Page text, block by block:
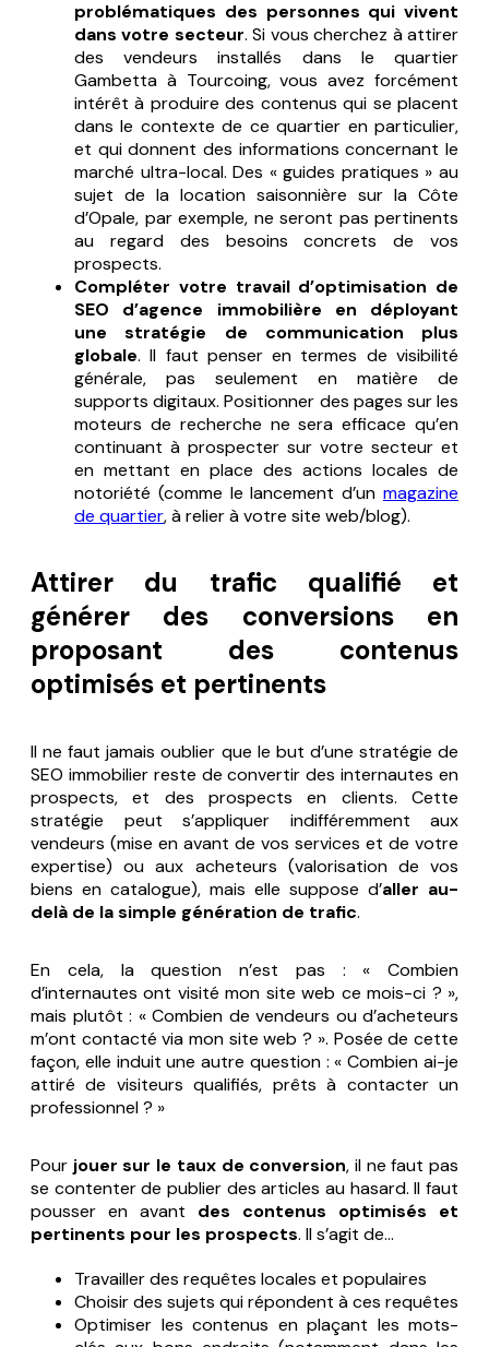
problématiques des personnes qui vivent
dans votre secteur. Si vous cherchez à attirer
des vendeurs installés dans le quartier
Gambetta à Tourcoing, vous avez forcément
intérêt à produire des contenus qui se placent
dans le contexte de ce quartier en particulier,
et qui donnent des informations concernant le
marché ultra-local. Des « guides pratiques » au
sujet de la location saisonnière sur la Côte
d’Opale, par exemple, ne seront pas pertinents
au regard des besoins concrets de vos
prospects.
Compléter votre travail d’optimisation de
SEO d’agence immobilière en déployant
une stratégie de communication plus
globale. Il faut penser en termes de visibilité
générale, pas seulement en matière de
supports digitaux. Positionner des pages sur les
moteurs de recherche ne sera efficace qu’en
continuant à prospecter sur votre secteur et
en mettant en place des actions locales de
notoriété (comme le lancement d’un magazine
de quartier, à relier à votre site web/blog).
Attirer du trafic qualifié et
générer des conversions en
proposant des contenus
optimisés et pertinents
Il ne faut jamais oublier que le but d’une stratégie de
SEO immobilier reste de convertir des internautes en
prospects, et des prospects en clients. Cette
stratégie peut s’appliquer indifféremment aux
vendeurs (mise en avant de vos services et de votre
expertise) ou aux acheteurs (valorisation de vos
biens en catalogue), mais elle suppose d’aller au-
delà de la simple génération de trafic.
En cela, la question n’est pas :« Combien
d’internautes ont visité mon site web ce mois-ci ? »,
mais plutôt : « Combien de vendeurs ou d’acheteurs
m’ont contacté via mon site web ? ». Posée de cette
façon, elle induit une autre question :« Combien ai-je
attiré de visiteurs qualifiés, prêts à contacter un
professionnel ? »
Pour jouer sur le taux de conversion, il ne faut pas
se contenter de publier des articles au hasard. Il faut
pousser en avant des
contenus optimisés et
pertinents pour les prospects. Il s’agit de…
Travailler des requêtes locales et populaires
Choisir des sujets qui répondent à ces requêtes
Optimiser les contenus en plaçant les mots-